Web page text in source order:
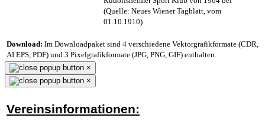
(Quelle: Neues Wiener Tagblatt, vom
01.10.1910)
Download: Im Downloadpaket sind 4 verschiedene Vektorgrafikformate (CDR,
AI EPS, PDF) und 3 Pixelgrafikformate (JPG, PNG, GIF) enthalten.
×
×
Vereinsinformationen: